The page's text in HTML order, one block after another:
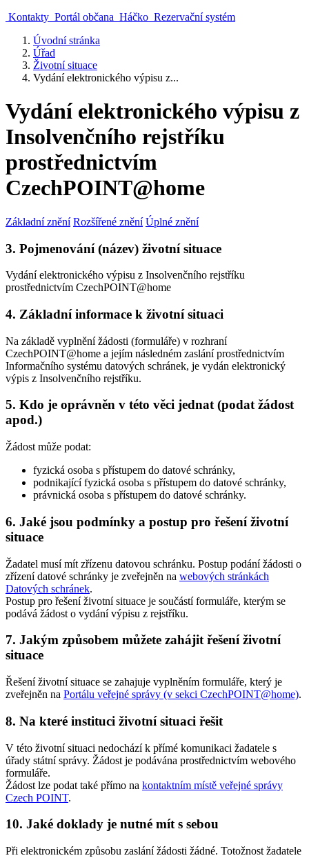
Kontakty Portál občana Háčko Rezervační systém
Úvodní stránka
Úřad
Životní situace
Vydání elektronického výpisu z...
Vydání elektronického výpisu z
Insolvenčního rejstříku
prostřednictvím
CzechPOINT@home
Základní znění Rozšířené znění Úplné znění
3. Pojmenování (název) životní situace
Vydání elektronického výpisu z Insolvenčního rejstříku
prostřednictvím CzechPOINT@home
4. Základní informace k životní situaci
Na základě vyplnění žádosti (formuláře) v rozhraní
CzechPOINT@home a jejím následném zaslání prostřednictvím
Informačního systému datových schránek, je vydán elektronický
výpis z Insolvenčního rejstříku.
5. Kdo je oprávněn v této věci jednat (podat žádost
apod.)
Žádost může podat:
fyzická osoba s přístupem do datové schránky,
podnikající fyzická osoba s přístupem do datové schránky,
právnická osoba s přístupem do datové schránky.
6. Jaké jsou podmínky a postup pro řešení životní
situace
Žadatel musí mít zřízenu datovou schránku. Postup podání žádosti o
zřízení datové schránky je zveřejněn na webových stránkách
Datových schránek.
Postup pro řešení životní situace je součástí formuláře, kterým se
podává žádost o vydání výpisu z rejstříku.
7. Jakým způsobem můžete zahájit řešení životní
situace
Řešení životní situace se zahajuje vyplněním formuláře, který je
zveřejněn na Portálu veřejné správy (v sekci CzechPOINT@home).
8. Na které instituci životní situaci řešit
V této životní situaci nedochází k přímé komunikaci žadatele s
úřady státní správy. Žádost je podávána prostřednictvím webového
formuláře.
Žádost lze podat také přímo na kontaktním místě veřejné správy
Czech POINT.
10. Jaké doklady je nutné mít s sebou
Při elektronickém způsobu zaslání žádosti žádné. Totožnost žadatele